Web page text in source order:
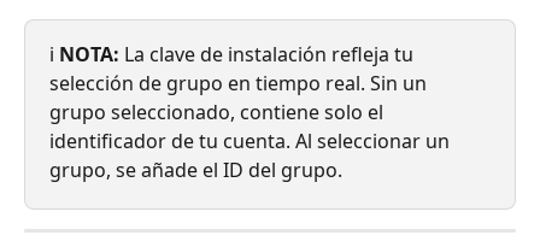
ℹ️ NOTA: La clave de instalación refleja tu
selección de grupo en tiempo real. Sin un
grupo seleccionado, contiene solo el
identificador de tu cuenta. Al seleccionar un
grupo, se añade el ID del grupo.